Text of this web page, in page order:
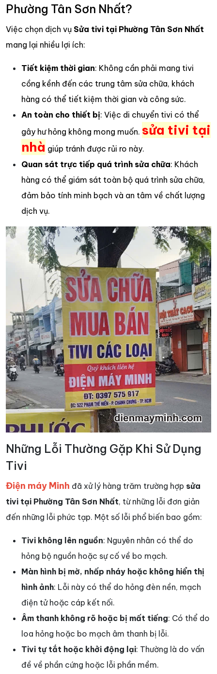
Phường Tân Sơn Nhất?
Việc chọn dịch vụ Sửa tivi tại Phường Tân Sơn Nhất
mang lại nhiều lợi ích:
Tiết kiệm thời gian: Không cần phải mang tivi
cồng kềnh đến các trung tâm sửa chữa, khách
hàng có thể tiết kiệm thời gian và công sức.
An toàn cho thiết bị: Việc di chuyển tivi có thể
gây hư hỏng không mong muốn. sửa tivi tại
nhà giúp tránh được rủi ro này.
Quan sát trực tiếp quá trình sửa chữa: Khách
hàng có thể giám sát toàn bộ quá trình sửa chữa,
đảm bảo tính minh bạch và an tâm về chất lượng
dịch vụ.
Những Lỗi Thường Gặp Khi Sử Dụng
Tivi
Điện máy Minh đã xử lý hàng trăm trường hợp sửa
tivi tại Phường Tân Sơn Nhất, từ những lỗi đơn giản
đến những lỗi phức tạp. Một số lỗi phổ biến bao gồm:
Tivi không lên nguồn: Nguyên nhân có thể do
hỏng bộ nguồn hoặc sự cố về bo mạch.
Màn hình bị mờ, nhấp nháy hoặc không hiển thị
hình ảnh: Lỗi này có thể do hỏng đèn nền, mạch
điện tử hoặc cáp kết nối.
Âm thanh không rõ hoặc bị mất tiếng: Có thể do
loa hỏng hoặc bo mạch âm thanh bị lỗi.
Tivi tự tắt hoặc khởi động lại: Thường là do vấn
đề về phần cứng hoặc lỗi phần mềm.